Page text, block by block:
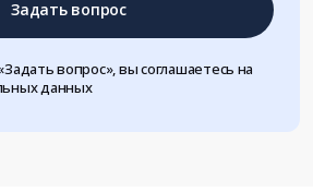
Задать вопрос
вопрос», вы соглашаетесь на
данных